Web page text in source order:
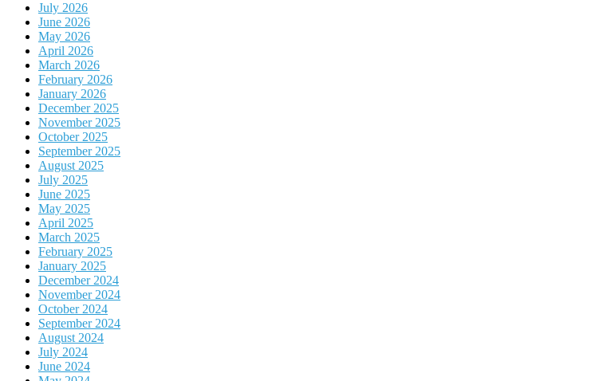
July 2026
June 2026
May 2026
April 2026
March 2026
February 2026
January 2026
December 2025
November 2025
October 2025
September 2025
August 2025
July 2025
June 2025
May 2025
April 2025
March 2025
February 2025
January 2025
December 2024
November 2024
October 2024
September 2024
August 2024
July 2024
June 2024